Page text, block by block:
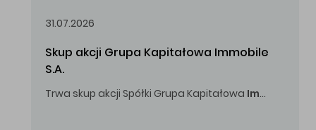
31.07.2026
Skup akcji Grupa Kapitałowa Immobile
S.A.
Trwa skup akcji Spółki Grupa Kapitałowa Immobile